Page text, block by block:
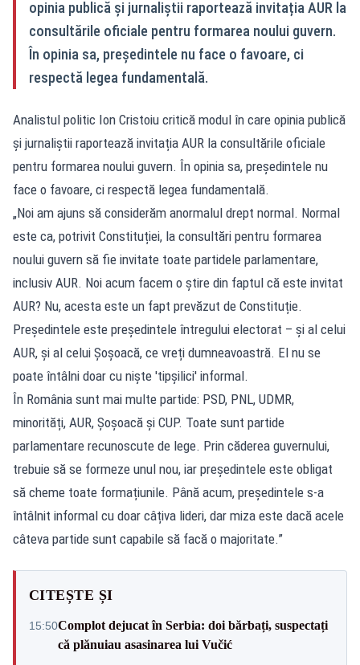
opinia publică și jurnaliștii raportează invitația AUR la
consultările oficiale pentru formarea noului guvern.
În opinia sa, președintele nu face o favoare, ci
respectă legea fundamentală.
Analistul politic Ion Cristoiu critică modul în care opinia publică
și jurnaliștii raportează invitația AUR la consultările oficiale
pentru formarea noului guvern. În opinia sa, președintele nu
face o favoare, ci respectă legea fundamentală.
„Noi am ajuns să considerăm anormalul drept normal. Normal
este ca, potrivit Constituției, la consultări pentru formarea
noului guvern să fie invitate toate partidele parlamentare,
inclusiv AUR. Noi acum facem o știre din faptul că este invitat
AUR? Nu, acesta este un fapt prevăzut de Constituție.
Președintele este președintele întregului electorat – și al celui
AUR, și al celui Șoșoacă, ce vreți dumneavoastră. El nu se
poate întâlni doar cu niște 'tipșilici' informal.
În România sunt mai multe partide: PSD, PNL, UDMR,
minorități, AUR, Șoșoacă și CUP. Toate sunt partide
parlamentare recunoscute de lege. Prin căderea guvernului,
trebuie să se formeze unul nou, iar președintele este obligat
să cheme toate formațiunile. Până acum, președintele s-a
întâlnit informal cu doar câțiva lideri, dar miza este dacă acele
câteva partide sunt capabile să facă o majoritate.”
CITEȘTE ȘI
15:50Complot dejucat în Serbia: doi bărbați, suspectați
că plănuiau asasinarea lui Vučić